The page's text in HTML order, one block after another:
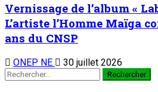
Vernissage de l’album «
L’artiste l’Homme Maïga
ans du CNSP
ONEP NE
30 juillet 2026
Rechercher :